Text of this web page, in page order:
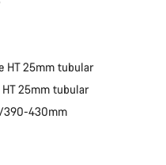
HT 25mm tubular
HT 25mm tubular
390-430mm